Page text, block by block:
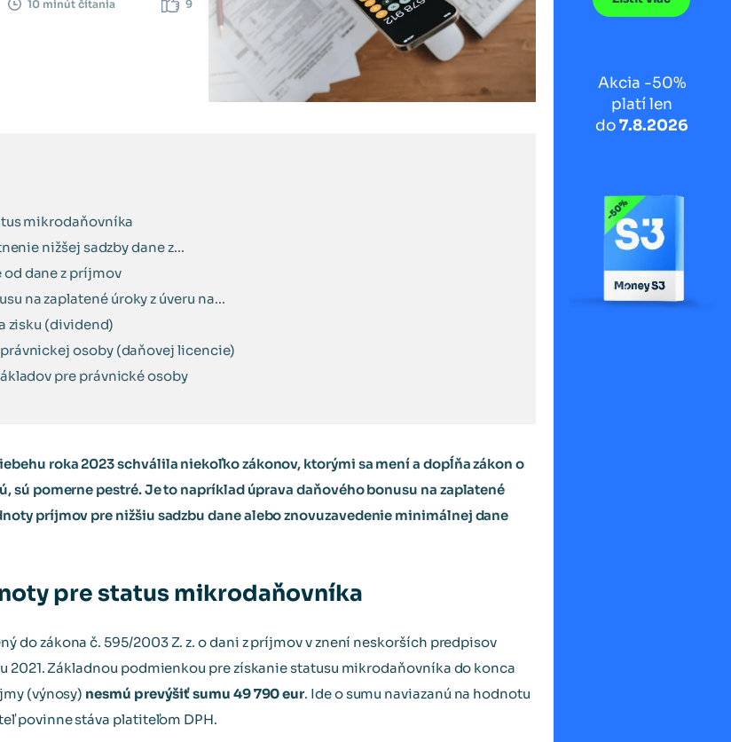
10 minút čítania 9
mikrodaňovníka
nižšej sadzby dane z...
dane z príjmov
na zaplatené úroky z úveru na...
zisku (dividend)
osoby (daňovej licencie)
pre právnické osoby
roka 2023 schválila niekoľko zákonov, ktorými sa mení a dopĺňa zákon o
sú pomerne pestré. Je to napríklad úprava daňového bonusu na zaplatené
príjmov pre nižšiu sadzbu dane alebo znovuzavedenie minimálnej dane
pre status mikrodaňovníka
do zákona č. 595/2003 Z. z. o dani z príjmov v znení neskorších predpisov
2021. Základnou podmienkou pre získanie statusu mikrodaňovníka do konca
(výnosy) nesmú prevýšiť sumu 49 790 eur. Ide o sumu naviazanú na hodnotu
povinne stáva platiteľom DPH.
Akcia -50%
platí len
do7.8.2026